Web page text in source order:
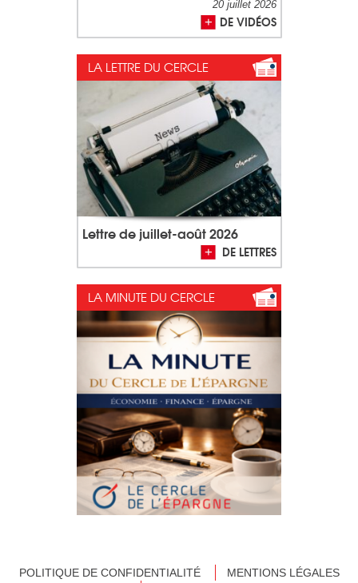
20 juillet 2026
DE VIDÉOS
LA LETTRE DU CERCLE
Lettre de juillet-août 2026
DE LETTRES
LA MINUTE DU CERCLE
POLITIQUE DE CONFIDENTIALITÉ
MENTIONS LÉGALES